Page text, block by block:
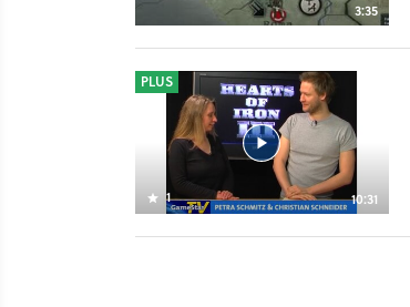
3:35
1 10:31
PLUS